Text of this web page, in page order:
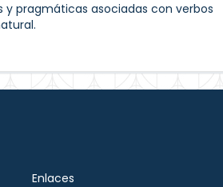
pragmáticas asociadas con verbos
Enlaces